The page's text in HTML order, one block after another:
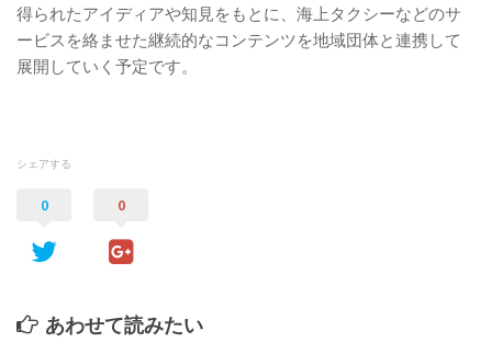
得られたアイディアや知見をもとに、海上タクシーなどのサ
ービスを絡ませた継続的なコンテンツを地域団体と連携して
展開していく予定です。
シェアする
0 0
あわせて読みたい